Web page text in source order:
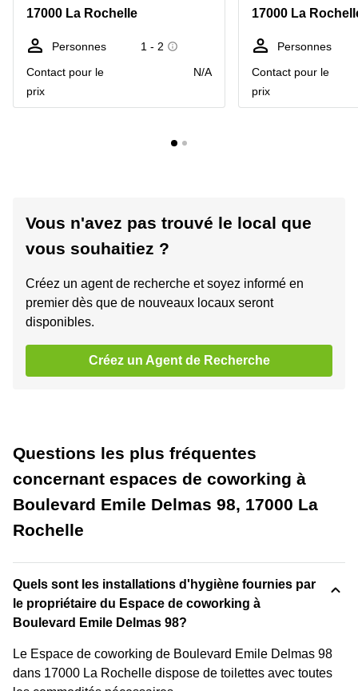
17000 La Rochelle
Personnes
1 - 2
Contact pour le
prix
N/A
17000 La
Personnes
Contact pour le
prix
Vous n'avez pas trouvé le local que
vous souhaitiez ?
Créez un agent de recherche et soyez informé en
premier dès que de nouveaux locaux seront
disponibles.
Créez un Agent de Recherche
Questions les plus fréquentes
concernant espaces de coworking à
Boulevard Emile Delmas 98, 17000 La
Rochelle
Quels sont les installations d'hygiène fournies par
le propriétaire du Espace de coworking à
Boulevard Emile Delmas 98?
Le Espace de coworking de Boulevard Emile Delmas 98
dans 17000 La Rochelle dispose de toilettes avec toutes